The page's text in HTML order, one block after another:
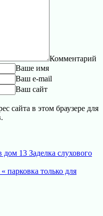
Комментарий
Ваше имя
Ваш e-mail
Ваш сайт
сайта в этом браузере для
13 Заделка слухового
парковка только для